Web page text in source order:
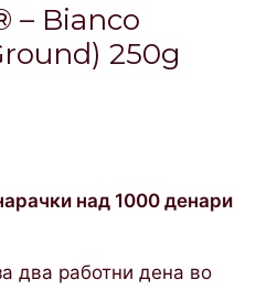
– Bianco
250g
над 1000 денари
два работни дена во